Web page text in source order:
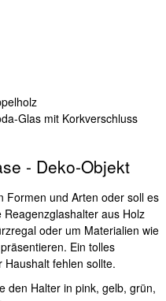
Glas mit Korkverschluss
- Deko-Objekt
Formen und Arten oder soll es
aus Holz
oder um Materialien wie
Ein tolles
fehlen sollte.
den Halter in pink, gelb, grün,